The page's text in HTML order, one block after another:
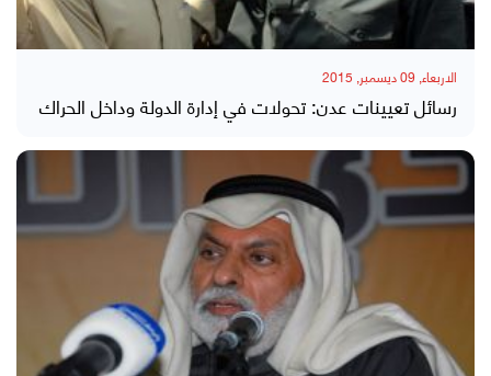
الاربعاء, 09 ديسمبر, 2015
رسائل تعيينات عدن: تحولات في إدارة الدولة وداخل الحراك